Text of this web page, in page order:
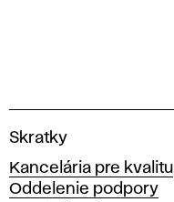
V
s
o
Skratky
Kancelária pre kvalitu
Oddelenie podpory